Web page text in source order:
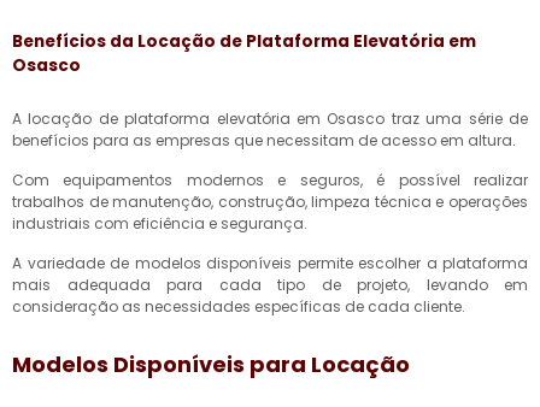
Benefícios da Locação de Plataforma Elevatória em
Osasco
A locação de plataforma elevatória em Osasco traz uma série de
benefícios para as empresas que necessitam de acesso em altura.
Com equipamentos modernos e seguros, é possível realizar
trabalhos de manutenção, construção, limpeza técnica e operações
industriais com eficiência e segurança.
A variedade de modelos disponíveis permite escolher a plataforma
mais adequada para cada tipo de projeto, levando em
consideração as necessidades específicas de cada cliente.
Modelos Disponíveis para Locação